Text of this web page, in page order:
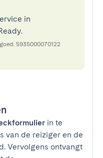
in
5935000070122
in te
van de reiziger en de
Vervolgens ontvangt